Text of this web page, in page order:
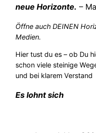
neue Horizonte. –
Öffne auch DEINEN
Medien.
Hier tust du es – ob Du
schon viele steinige
und bei klarem Verstand
Es lohnt sich